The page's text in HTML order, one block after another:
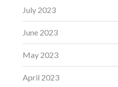
July 2023
June 2023
May 2023
April 2023